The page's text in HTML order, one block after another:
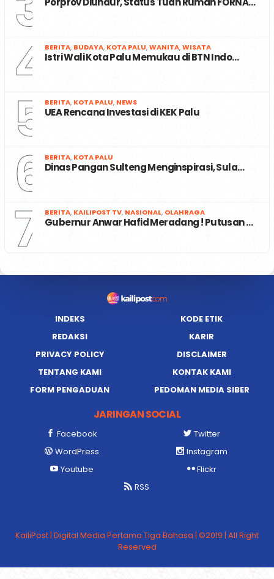
4 BERITA, BUDAYA, KOTA PALU,WANITA,WISATA
Istri Wali Kota Palu Memukau di BTN Indo…
5 BERITA, KOTA PALU, NEWS
UEA Rencana Investasi di KEK Palu
6 BERITA, KOTA PALU
Dinas Pangan Sulteng Menginspirasi, Sula…
7 BERITA, KAILIPOST TV, NASIONAL, OLAHRAGA
Gubernur Anwar Hafid Meradang ! Putusan …
INDEKS
KODE ETIK
REDAKSI
KARIR
PRIVACY POLICY
DISCLAIMER
TENTANG KAMI
KONTAK KAMI
FORM PENGADUAN
PEDOMAN MEDIA SIBER
JARINGAN SOCIAL
Facebook
Twitter
WordPress
Instagram
Youtube
Flickr
RSS
KailiPost | Digital Media Pertama Tiga Bahasa | ©2019 | All Right
Reserved